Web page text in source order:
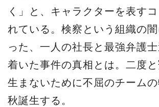
く」と、キャラクターを表す
れている。検察という組織の
った、一人の社長と最強弁護
着いた事件の真相とは。二度
生まないために不屈のチーム
秋誕生する。